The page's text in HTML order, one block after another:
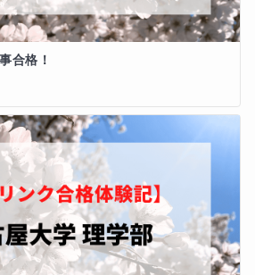
合格！